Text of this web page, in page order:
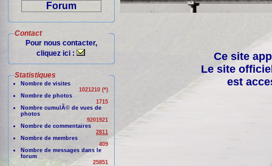
Forum
Contact
Pour nous contacter,
cliquez ici :
Statistiques
Nombre de visites
1021210 (*)
Nombre de photos
1715
Nombre cumulÃ© de vues de
photos
9201921
Nombre de commentaires
2811
Nombre de membres
409
Nombre de messages dans le
forum
25851
Ce site
Le site
est